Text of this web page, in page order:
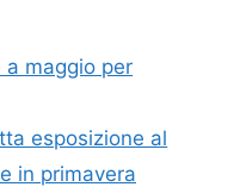
a maggio per
esposizione al
in primavera